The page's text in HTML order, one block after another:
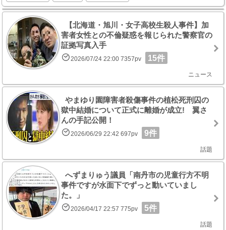
【北海道・旭川・女子高校生殺人事件】加
害者女性との不倫疑惑を報じられた警察官の
証拠写真入手
2026/07/24 22:00 7357pv 15件
ニュース
やまゆり園障害者殺傷事件の植松死刑囚の
獄中結婚について正式に離婚が成立! 翼さ
んの手記公開！
2026/06/29 22:42 697pv 9件
話題
へずまりゅう議員「南丹市の児童行方不明
事件ですが水面下でずっと動いていまし
た。」
2026/04/17 22:57 775pv 5件
話題